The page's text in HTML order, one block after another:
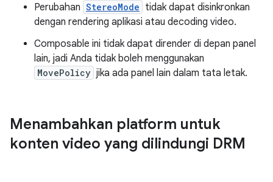
Perubahan StereoMode tidak dapat disinkronkan
dengan rendering aplikasi atau decoding video.
Composable ini tidak dapat dirender di depan panel
lain, jadi Anda tidak boleh menggunakan
MovePolicy jika ada panel lain dalam tata letak.
Menambahkan platform untuk
konten video yang dilindungi DRM